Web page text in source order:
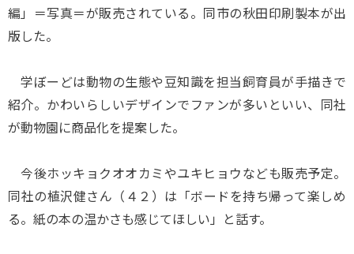
編」＝写真＝が販売されている。同市の秋田印刷製本が出
版した。
学ぼーどは動物の生態や豆知識を担当飼育員が手描きで
紹介。かわいらしいデザインでファンが多いといい、同社
が動物園に商品化を提案した。
今後ホッキョクオオカミやユキヒョウなども販売予定。
同社の植沢健さん（４２）は「ボードを持ち帰って楽しめ
る。紙の本の温かさも感じてほしい」と話す。